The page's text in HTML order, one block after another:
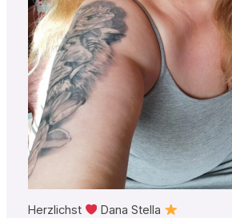
Herzlichst Dana Stella